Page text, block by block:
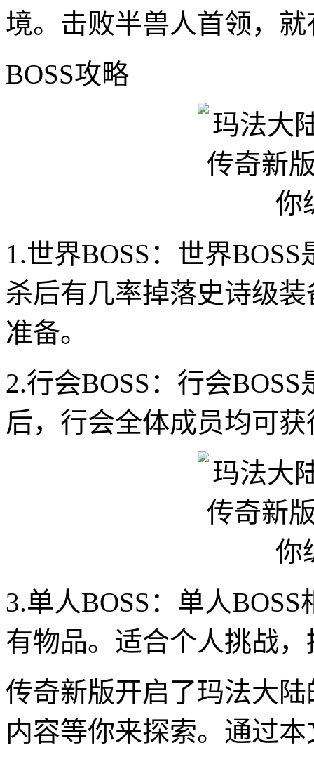
境。击败半兽人首领，
BOSS攻略
1.世界BOSS：世界
杀后有几率掉落史诗级
准备。
2.行会BOSS：行会
后，行会全体成员均可
3.单人BOSS：单人
有物品。适合个人挑战
传奇新版开启了玛法大
内容等你来探索。通过